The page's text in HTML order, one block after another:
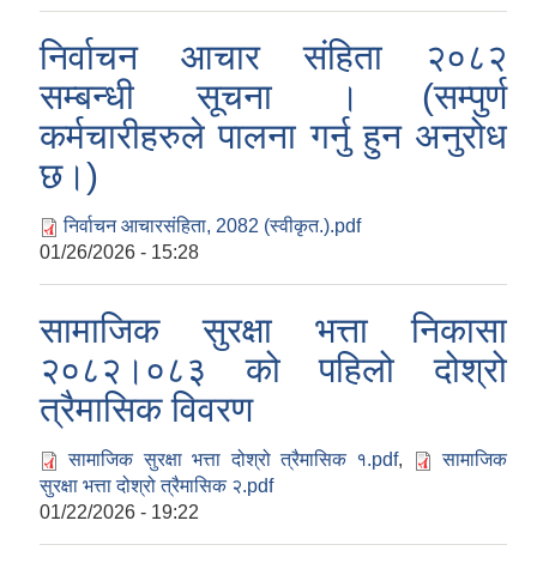
निर्वाचन आचार संहिता २०८२
सम्बन्धी सूचना । (सम्पुर्ण
कर्मचारीहरुले पालना गर्नु हुन अनुरोध
छ।)
निर्वाचन आचारसंहिता, 2082 (स्वीकृत.).pdf
01/26/2026 - 15:28
सामाजिक सुरक्षा भत्ता निकासा
२०८२।०८३ को पहिलो दोश्रो
त्रैमासिक विवरण
सामाजिक सुरक्षा भत्ता दोश्रो त्रैमासिक १.pdf,
सामाजिक
सुरक्षा भत्ता दोश्रो त्रैमासिक २.pdf
01/22/2026 - 19:22